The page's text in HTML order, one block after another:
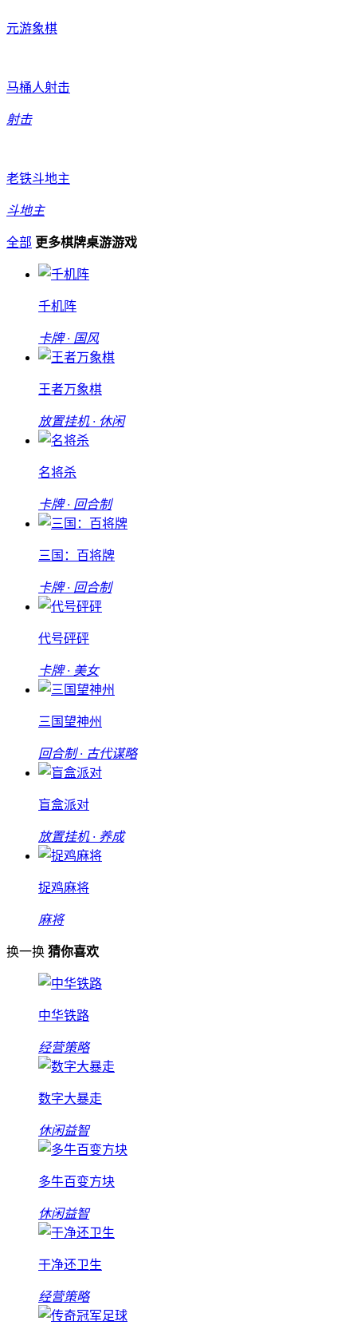
元游象棋
马桶人射击
射击
老铁斗地主
斗地主
全部 更多棋牌桌游游戏
千机阵
卡牌 · 国风
王者万象棋
放置挂机 · 休闲
名将杀
卡牌 · 回合制
三国：百将牌
卡牌 · 回合制
代号砰砰
卡牌 · 美女
三国望神州
回合制 · 古代谋略
盲盒派对
放置挂机 · 养成
捉鸡麻将
麻将
换一换 猜你喜欢
中华铁路
经营策略
数字大暴走
休闲益智
多牛百变方块
休闲益智
干净还卫生
经营策略